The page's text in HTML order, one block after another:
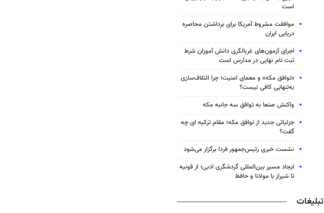
است
موافقت مشروط آمریکا برای برداشتن محاصره
دریایی ایران
اجرای آزمون‌های غربالگری دانش آموزان شرط
ثبت نام نهایی در مدارس است
«توافق مکه» و معمای امنیت؛ چرا ائتلاف‌سازی
به‌تنهایی کافی نیست؟
واکنش صنعا به توافق سه جانبه مکه
جزئیاتی جدید از توافق مکه؛ مقام ترکیه ای چه
گفت؟
نشست خبری رئیس‌جمهور فردا برگزار می‌شود
ایجاد مسیر بین‌المللی گردشگری ادبی؛ از قونیه
تا شیراز با مولانا و حافظ
تبلیغات